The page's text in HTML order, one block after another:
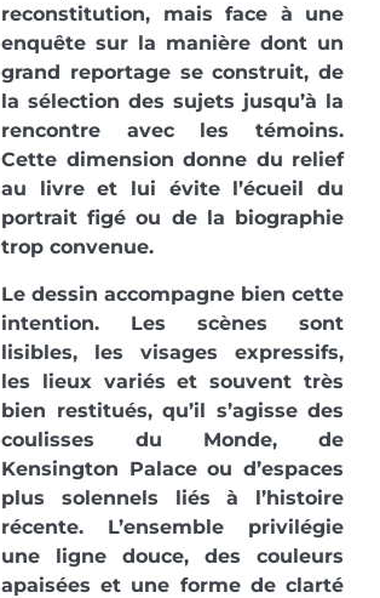
reconstitution, mais face à une
enquête sur la manière dont un
grand reportage se construit, de
la sélection des sujets jusqu’à la
rencontre avec les témoins.
Cette dimension donne du relief
au livre et lui évite l’écueil du
portrait figé ou de la biographie
trop convenue.
Le dessin accompagne bien cette
intention. Les scènes sont
lisibles, les visages expressifs,
les lieux variés et souvent très
bien restitués, qu’il s’agisse des
coulisses du Monde, de
Kensington Palace ou d’espaces
plus solennels liés à l’histoire
récente. L’ensemble privilégie
une ligne douce, des couleurs
apaisées et une forme de clarté